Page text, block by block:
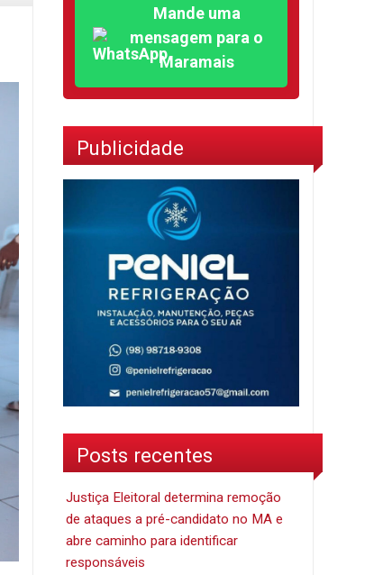
Mande uma
mensagem para o
Maramais
Publicidade
Posts recentes
Justiça Eleitoral determina remoção
de ataques a pré-candidato no MA e
abre caminho para identificar
responsáveis